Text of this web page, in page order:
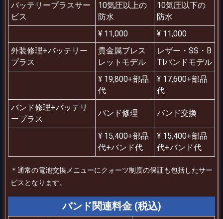
バッテリープラスサー
ビス
10気圧以上の
防水
10気圧以下の
防水
¥ 11,000
¥ 11,000
外装修理+バッテリー
プラス
貴金属ブレス
レットモデル
レザー・SS・B
TIバンドモデル
¥ 19,800+部品
代
¥ 17,600+部品
代
バンド修理+バッテリ
ープラス
バンド修理 バンド交換
¥ 15,400+部品
代+バンド代
¥ 15,400+部品
代+バンド代
＊通常の電池交換メニューにクォーツ制度の保証も包括したサー
ビスとなります。
バンド関連料金 (税込)